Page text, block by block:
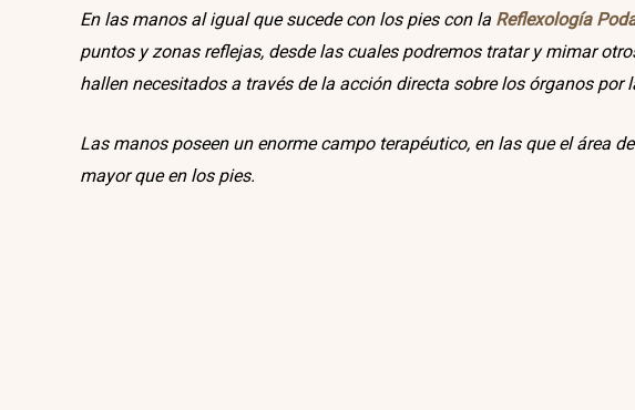
En las manos al igual que sucede con los pies con la Reflexología
puntos y zonas reflejas, desde las cuales podremos tratar y mimar
hallen necesitados a través de la acción directa sobre los órganos por
Las manos poseen un enorme campo terapéutico, en las que el área
mayor que en los pies.